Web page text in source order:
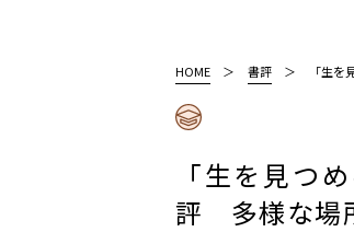
HOME 書評 「生
「生を見つ
評 多様な場